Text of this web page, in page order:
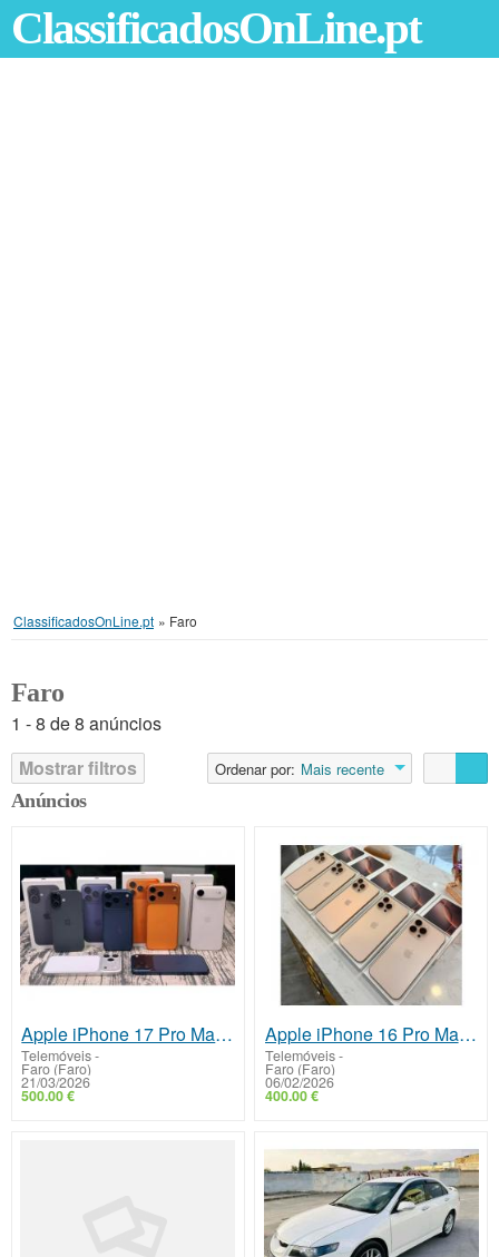
ClassificadosOnLine.pt
ClassificadosOnLine.pt » Faro
Faro
1 - 8 de 8 anúncios
Mostrar filtros
Ordenar por: Mais recente
Anúncios
Apple iPhone 17 Pro Max, iPhone 17 Pro, iPhone 17 , iPhone Air , iPhone 16 Pro Max, iPhone 16 Pro
Telemóveis-
Faro (Faro)
21/03/2026
500.00 €
Apple iPhone 16 Pro Max, iPhone 16 Pro, iPhone 16, iPhone 16 Plus, iPhone 17 Pro Max, iPhone 17 Pro
Telemóveis-
Faro (Faro)
06/02/2026
400.00 €